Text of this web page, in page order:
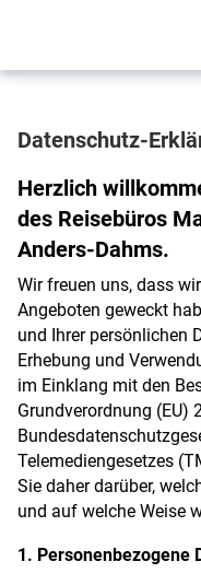
Datenschutz-
Herzlich
des Reisebüros
Anders-Dahms.
Wir freuen uns, dass
Angeboten geweckt
und Ihrer persönlichen
Erhebung und
im Einklang mit den
Grundverordnung (EU)
Telemediengesetzes
Sie daher darüber,
und auf welche Weise
1. Personenbezogene